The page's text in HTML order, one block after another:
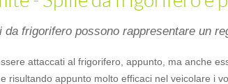
da frigorifero possono rappresentare un
attaccati al frigorifero, appunto, ma anche
risultando appunto molto efficaci nel veicolare i